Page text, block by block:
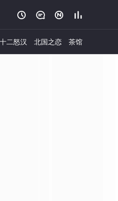
   
十二怒汉 北国之恋 茶馆